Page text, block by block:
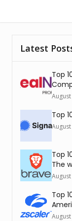
Latest
Top
Top
Top
The
Top